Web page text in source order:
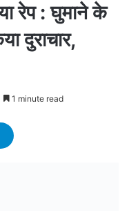
रेप : घुमाने के
दुराचार,
1 minute read